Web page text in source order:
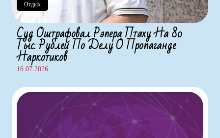
Отдых
Суд Оштрафовал Рэпера Птаху На 80
Тыс. Рублей По Делу О Пропаганде
Наркотиков
16.07.2026